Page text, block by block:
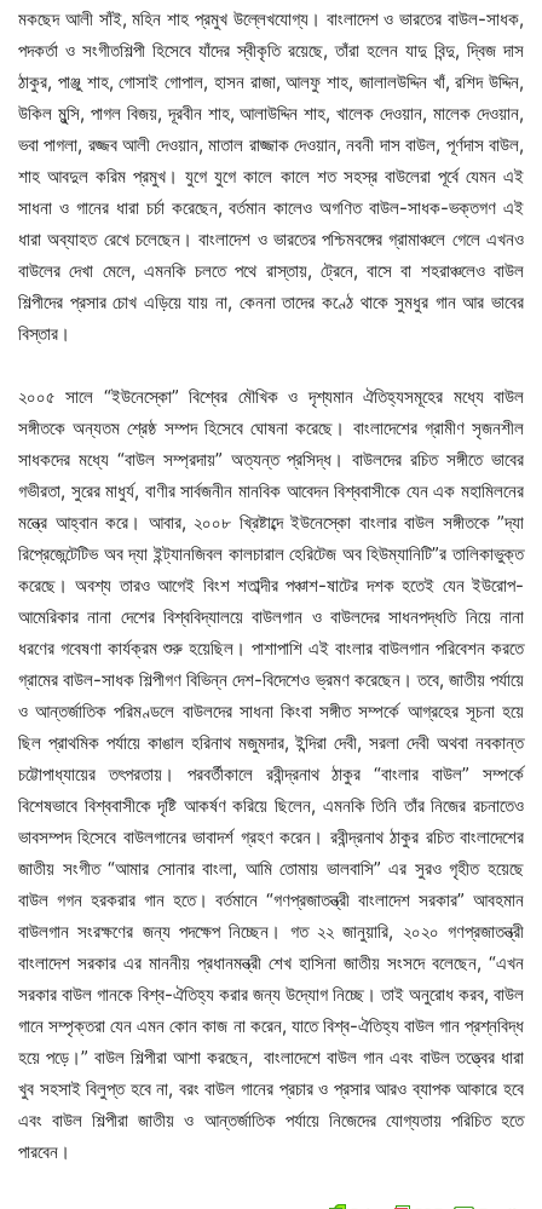
মকছেদ আলী সাঁই, মহিন শাহ প্রমুখ উল্লেখযোগ্য। বাংলাদেশ ও ভারতের বাউল-সাধক,
পদকর্তা ও সংগীতশিল্পী হিসেবে যাঁদের স্বীকৃতি রয়েছে, তাঁরা হলেন যাদু বিন্দু, দ্বিজ দাস
ঠাকুর, পাঞ্জু শাহ, গোসাই গোপাল, হাসন রাজা, আলফু শাহ, জালালউদ্দিন খাঁ, রশিদ উদ্দিন,
উকিল ‍মুন্সি, পাগল বিজয়, দূরবীন শাহ, আলাউদ্দিন শাহ, খালেক দেওয়ান, মালেক দেওয়ান,
ভবা পাগলা, রজ্জব আলী দেওয়ান, মাতাল রাজ্জাক দেওয়ান, নবনী দাস বাউল, পূর্ণদাস বাউল,
শাহ আবদুল করিম প্রমুখ। যুগে যুগে কালে কালে শত সহস্র বাউলেরা পূর্বে যেমন এই
সাধনা ও গানের ধারা চর্চা করেছেন, বর্তমান কালেও অগণিত বাউল-সাধক-ভক্তগণ এই
ধারা অব্যাহত রেখে চলেছেন। বাংলাদেশ ও ভারতের পশ্চিমবঙ্গের গ্রামাঞ্চলে গেলে এখনও
বাউলের দেখা মেলে, এমনকি চলতে পথে রাস্তায়, ট্রেনে, বাসে বা শহরাঞ্চলেও বাউল
শিল্পীদের প্রসার চোখ এড়িয়ে যায় না, কেননা তাদের কণ্ঠে থাকে সুমধুর গান আর ভাবের
বিস্তার।
২০০৫ সালে “ইউনেস্কো” বিশ্বের মৌখিক ও দৃশ্যমান ঐতিহ্যসমূহের মধ্যে বাউল
সঙ্গীতকে অন্যতম শ্রেষ্ঠ সম্পদ হিসেবে ঘোষনা করেছে। বাংলাদেশের গ্রামীণ সৃজনশীল
সাধকদের মধ্যে “বাউল সম্প্রদায়” অত্যন্ত প্রসিদ্ধ। বাউলদের রচিত সঙ্গীতে ভাবের
গভীরতা, সুরের মাধুর্য, বাণীর সার্বজনীন মানবিক আবেদন বিশ্ববাসীকে যেন এক মহামিলনের
মন্ত্রে আহ্বান করে। আবার, ২০০৮ খ্রিষ্টাব্দে ইউনেস্কো বাংলার বাউল সঙ্গীতকে ”দ্যা
রিপ্রেজেন্টেটিভ অব দ্যা ইন্ট্যানজিবল কালচারাল হেরিটেজ অব হিউম্যানিটি”র তালিকাভুক্ত
করেছে। অবশ্য তারও আগেই বিংশ শতাব্দীর পঞ্চাশ-ষাটের দশক হতেই যেন ইউরোপ-
আমেরিকার নানা দেশের বিশ্ববিদ্যালয়ে বাউলগান ও বাউলদের সাধনপদ্ধতি নিয়ে নানা
ধরণের গবেষণা কার্যক্রম শুরু হয়েছিল। পাশাপাশি এই বাংলার বাউলগান পরিবেশন করতে
গ্রামের বাউল-সাধক শিল্পীগণ বিভিন্ন দেশ-বিদেশেও ভ্রমণ করেছেন। তবে, জাতীয় পর্যায়ে
ও আন্তর্জাতিক পরিমণ্ডলে বাউলদের সাধনা কিংবা সঙ্গীত সম্পর্কে আগ্রহের সূচনা হয়ে
ছিল প্রাথমিক পর্যায়ে কাঙাল হরিনাথ মজুমদার, ইন্দিরা দেবী, সরলা দেবী অথবা নবকান্ত
চট্টোপাধ্যায়ের তৎপরতায়। পরবর্তীকালে রবীন্দ্রনাথ ঠাকুর “বাংলার বাউল” সম্পর্কে
বিশেষভাবে বিশ্ববাসীকে দৃষ্টি আকর্ষণ করিয়ে ছিলেন, এমনকি তিনি তাঁর নিজের রচনাতেও
ভাবসম্পদ হিসেবে বাউলগানের ভাবাদর্শ গ্রহণ করেন। রবীন্দ্রনাথ ঠাকুর রচিত বাংলাদেশের
জাতীয় সংগীত “আমার সোনার বাংলা, আমি তোমায় ভালবাসি” এর সুরও গৃহীত হয়েছে
বাউল গগন হরকরার গান হতে। বর্তমানে “গণপ্রজাতন্ত্রী বাংলাদেশ সরকার” আবহমান
বাউলগান সংরক্ষণের জন্য পদক্ষেপ নিচ্ছেন। গত ২২ জানুয়ারি, ২০২০ গণপ্রজাতন্ত্রী
বাংলাদেশ সরকার এর মাননীয় প্রধানমন্ত্রী শেখ হাসিনা জাতীয় সংসদে বলেছেন, “এখন
সরকার বাউল গানকে বিশ্ব-ঐতিহ্য করার জন্য উদ্যোগ নিচ্ছে। তাই অনুরোধ করব, বাউল
গানে সম্পৃক্তরা যেন এমন কোন কাজ না করেন, যাতে বিশ্ব-ঐতিহ্য বাউল গান প্রশ্নবিদ্ধ
হয়ে পড়ে।” বাউল শিল্পীরা আশা করছেন, বাংলাদেশে বাউল গান এবং বাউল তত্ত্বের ধারা
খুব সহসাই বিলুপ্ত হবে না, বরং বাউল গানের প্রচার ও প্রসার আরও ব্যাপক আকারে হবে
এবং বাউল শিল্পীরা জাতীয় ও আন্তর্জাতিক পর্যায়ে নিজেদের যোগ্যতায় পরিচিত হতে
পারবেন।